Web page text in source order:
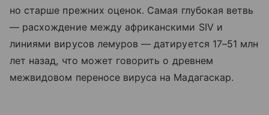
но старше прежних оценок. Самая глубокая ветвь
— расхождение между африканскими SIV и
линиями вирусов лемуров — датируется 17–51 млн
лет назад, что может говорить о древнем
межвидовом переносе вируса на Мадагаскар.